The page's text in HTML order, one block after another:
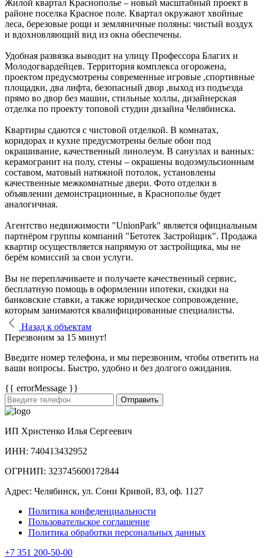
Жилой квартал Краснополье ‒ новый масштабный проект в
районе поселка Красное поле. Квартал окружают хвойные
леса, березовые рощи и земляничные поляны: чистый воздух
и вдохновляющий вид из окна обеспечены.
Удобная развязка выводит на улицу Профессора Благих и
Молодогвардейцев. Территория комплекса огорожена,
проектом предусмотрены современные игровые ,спортивные
площадки, два лифта, безопасный двор ,выход из подъезда
прямо во двор без машин, стильные холлы, дизайнерская
отделка по проекту топовой студии дизайна Челябинска.
Квартиры сдаются с чистовой отделкой. В комнатах,
коридорах и кухне предусмотрены белые обои под
окрашивание, качественный линолеум. В санузлах и ванных:
керамогранит на полу, стены – окрашены водоэмульсионным
составом, матовый натяжной потолок, установлены
качественные межкомнатные двери. Фото отделки в
объявлении демонстрационные, в Краснополье будет
аналогичная.
Агентство недвижимости "UnionPark" является официальным
партнёром группы компаний "Бетотек Застройщик". Продажа
квартир осуществляется напрямую от застройщика, мы не
берём комиссий за свои услуги.
Вы не переплачиваете и получаете качественный сервис,
бесплатную помощь в оформлении ипотеки, скидки на
банковские ставки, а также юридическое сопровождение,
которым занимаются квалифицированные специалисты.
Назад к объектам
Перезвоним за 15 минут!
Введите номер телефона, и мы перезвоним, чтобы ответить на
ваши вопросы. Быстро, удобно и без долгого ожидания.
{{ errorMessage }}
Отправить
ИП Христенко Илья Сергеевич
ИНН: 740413432952
ОГРНИП: 323745600172844
Адрес: Челябинск, ул. Сони Кривой, 83, оф. 1127
Политика конфеденциальности
Пользовательское соглашение
Политика обработки персональных данных
+7 351 200-50-00